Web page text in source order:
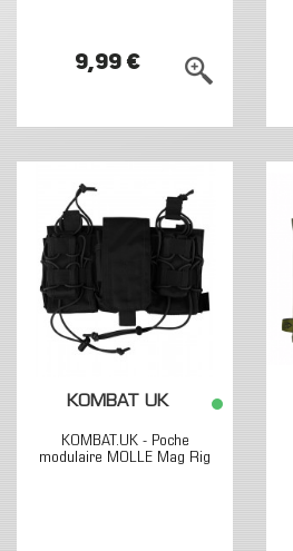
9,99 €
KOMBAT UK
KOMBAT.UK - Poche
modulaire MOLLE Mag Rig